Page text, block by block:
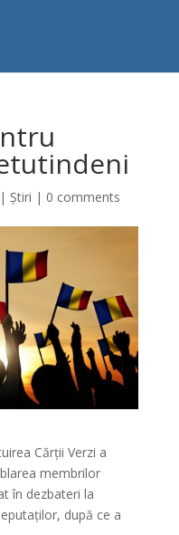
| Știri | 0 comments
Cărții Verzi a
membrilor
în dezbateri la
după ce a